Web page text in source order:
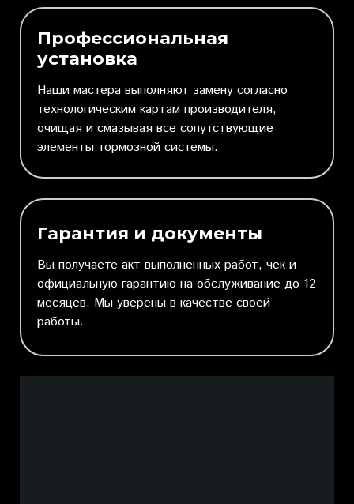
Профессиональная
установка
Наши мастера выполняют замену согласно
технологическим картам производителя,
очищая и смазывая все сопутствующие
элементы тормозной системы.
Гарантия и документы
Вы получаете акт выполненных работ, чек и
официальную гарантию на обслуживание до 12
месяцев. Мы уверены в качестве своей
работы.